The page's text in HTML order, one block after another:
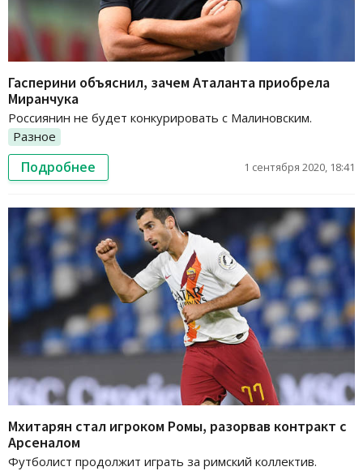
Гасперини объяснил, зачем Аталанта приобрела
Миранчука
Россиянин не будет конкурировать с Малиновским.
Разное
Подробнее 1 сентября 2020, 18:41
Мхитарян стал игроком Ромы, разорвав контракт с
Арсеналом
Футболист продолжит играть за римский коллектив.